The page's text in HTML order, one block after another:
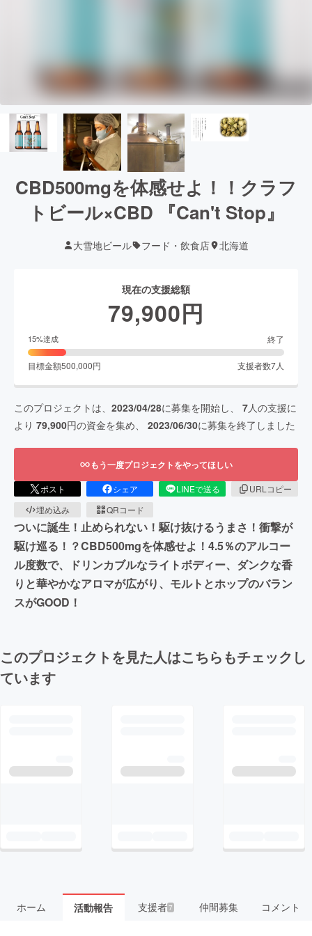
CBD500mgを体感せよ！！クラフ
トビール×CBD 『Can't Stop』
大雪地ビール フード・飲食店 北海道
現在の支援総額
79,900円
15%達成 終了
目標金額500,000円 支援者数7人
このプロジェクトは、 2023/04/28に募集を開始し、 7人の支援に
より 79,900円の資金を集め、 2023/06/30に募集を終了しました
もう一度プロジェクトをやってほしい
ポスト シェア LINEで送る
URLコピー
埋め込み
QRコード
ついに誕生！止められない！駆け抜けるうまさ！衝撃が
駆け巡る！？CBD500mgを体感せよ！4.5％のアルコー
ル度数で、ドリンカブルなライトボディー、ダンクな香
りと華やかなアロマが広がり、モルトとホップのバラン
スがGOOD！
このプロジェクトを見た人はこちらもチェックし
ています
ホーム 活動報告 支援者7 仲間募集 コメント